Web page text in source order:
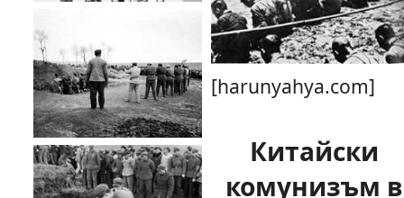
[harunyahya.com]
Китайски
комунизъм в